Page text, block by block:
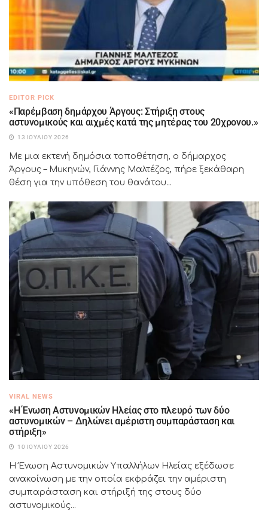
EDITOR PICK
«Παρέμβαση δημάρχου Άργους: Στήριξη στους
αστυνομικούς και αιχμές κατά της μητέρας του 20χρονου.»
13 ΙΟΥΛΊΟΥ 2026
Με μια εκτενή δημόσια τοποθέτηση, ο δήμαρχος
Άργους – Μυκηνών, Γιάννης Μαλτέζος, πήρε ξεκάθαρη
θέση για την υπόθεση του θανάτου...
VIRAL NEWS
«Η Ένωση Αστυνομικών Ηλείας στο πλευρό των δύο
αστυνομικών – Δηλώνει αμέριστη συμπαράσταση και
στήριξη»
10 ΙΟΥΛΊΟΥ 2026
Η Ένωση Αστυνομικών Υπαλλήλων Ηλείας εξέδωσε
ανακοίνωση με την οποία εκφράζει την αμέριστη
συμπαράσταση και στήριξή της στους δύο
αστυνομικούς...